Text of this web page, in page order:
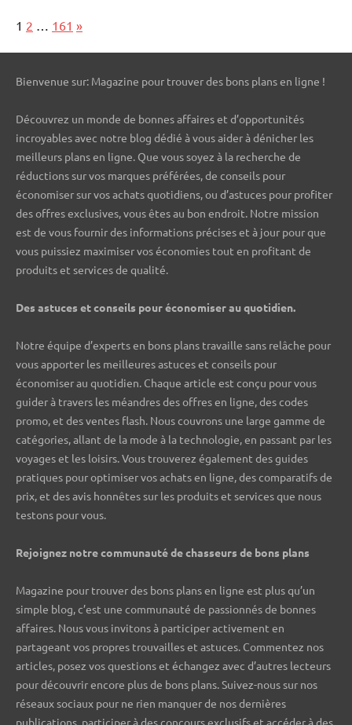
Page:
1 2 161 Next
»
Bienvenue sur: Magazine pour trouver des bons plans en ligne !
Découvrez un monde de bonnes affaires et d’opportunités
incroyables avec notre blog dédié à vous aider à dénicher les
meilleurs plans en ligne. Que vous soyez à la recherche de
réductions sur vos marques préférées, de conseils pour
économiser sur vos achats quotidiens, ou d’astuces pour profiter
des offres exclusives, vous êtes au bon endroit. Notre mission
est de vous fournir des informations précises et à jour pour que
vous puissiez maximiser vos économies tout en profitant de
produits et services de qualité.
Des astuces et conseils pour économiser au quotidien.
Notre équipe d’experts en bons plans travaille sans relâche pour
vous apporter les meilleures astuces et conseils pour
économiser au quotidien. Chaque article est conçu pour vous
guider à travers les méandres des offres en ligne, des codes
promo, et des ventes flash. Nous couvrons une large gamme de
catégories, allant de la mode à la technologie, en passant par les
voyages et les loisirs. Vous trouverez également des guides
pratiques pour optimiser vos achats en ligne, des comparatifs de
prix, et des avis honnêtes sur les produits et services que nous
testons pour vous.
Rejoignez notre communauté de chasseurs de bons plans ️
Magazine pour trouver des bons plans en ligne est plus qu’un
simple blog, c’est une communauté de passionnés de bonnes
affaires. Nous vous invitons à participer activement en
partageant vos propres trouvailles et astuces. Commentez nos
articles, posez vos questions et échangez avec d’autres lecteurs
pour découvrir encore plus de bons plans. Suivez-nous sur nos
réseaux sociaux pour ne rien manquer de nos dernières
publications, participer à des concours exclusifs et accéder à des